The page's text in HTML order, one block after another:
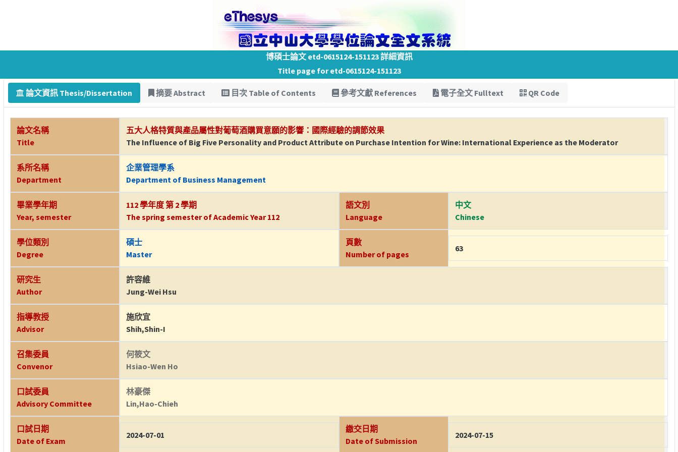
博碩士論文 etd-0615124-151123 詳細資訊
Title page for etd-0615124-151123
論文資訊 Thesis/Dissertation 摘要 Abstract 目次 Table of Contents 參考文獻 References 電子全文 Fulltext QR Code
論文名稱
Title
五大人格特質與產品屬性對葡萄酒購買意願的影響：國際經驗的調節效果
The Influence of Big Five Personality and Product Attribute on Purchase Intention for Wine: International Experience as the Moderator
系所名稱
Department
企業管理學系
Department of Business Management
畢業學年期
Year, semester
112 學年度 第 2 學期
The spring semester of Academic Year 112
語文別
Language
中文
Chinese
學位類別
Degree
碩士
Master
頁數
Number of pages
63
研究生
Author
許容維
Jung-Wei Hsu
指導教授
Advisor
施欣宜
Shih,Shin-I
召集委員
Convenor
何筱文
Hsiao-Wen Ho
口試委員
Advisory Committee
林豪傑
Lin,Hao-Chieh
口試日期
Date of Exam
2024-07-01
繳交日期
Date of Submission
2024-07-15